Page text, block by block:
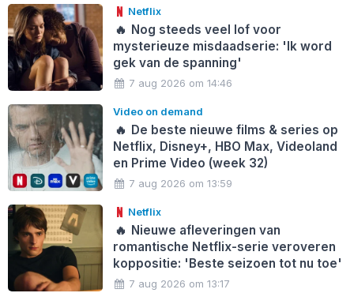
Netflix
🔥 Nog steeds veel lof voor
mysterieuze misdaadserie: 'Ik word
gek van de spanning'
7 aug 2026 om 14:46
Video on demand
🔥 De beste nieuwe films & series op
Netflix, Disney+, HBO Max, Videoland
en Prime Video (week 32)
7 aug 2026 om 13:59
Netflix
🔥 Nieuwe afleveringen van
romantische Netflix-serie veroveren
koppositie: 'Beste seizoen tot nu toe'
7 aug 2026 om 13:17